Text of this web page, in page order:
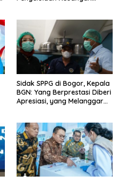
Sidak SPPG di Bogor, Kepala
BGN: Yang Berprestasi Diberi
Apresiasi, yang Melanggar